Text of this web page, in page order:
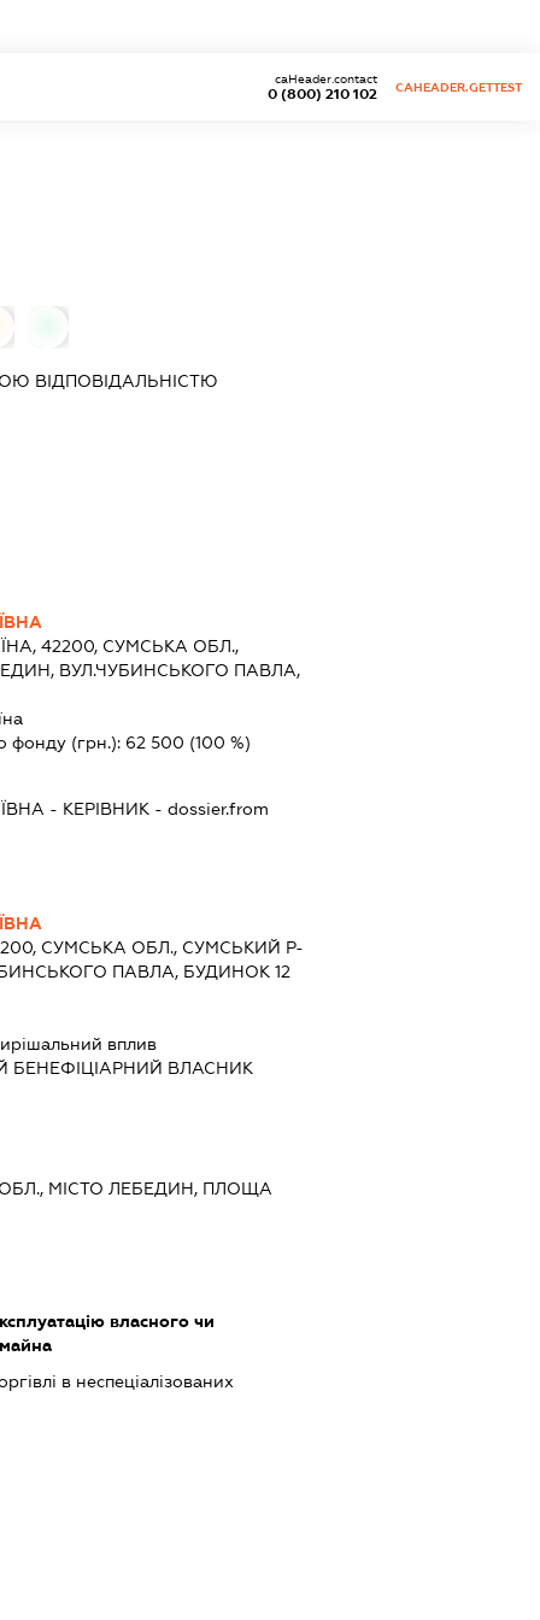
0 (800) 210 102
caHeader.contact
CAHEADER.GETTEST
ВІДПОВІДАЛЬНІСТЮ
42200, СУМСЬКА ОБЛ.,
ВУЛ.ЧУБИНСЬКОГО ПАВЛА,
фонду (грн.): 62 500 (100 %)
- КЕРІВНИК - dossier.from
СУМСЬКА ОБЛ., СУМСЬКИЙ Р-
ПАВЛА, БУДИНОК 12
вплив
БЕНЕФІЦІАРНИЙ ВЛАСНИК
МІСТО ЛЕБЕДИН, ПЛОЩА
власного чи
в неспеціалізованих